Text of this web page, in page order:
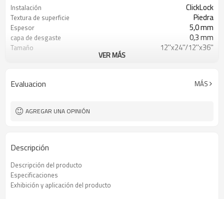
Instalación ClickLock
Textura de superficie Piedra
Espesor 5,0 mm
capa de desgaste 0,3 mm
Tamaño 12''x24''/12''x36''
Libre
VER MÁS
Evaluacion MÁS
AGREGAR UNA OPINIÓN
Descripción
Descripción del producto
Especificaciones
Exhibición y aplicación del producto